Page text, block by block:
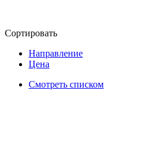
Сортировать
Направление
Цена
Смотреть списком